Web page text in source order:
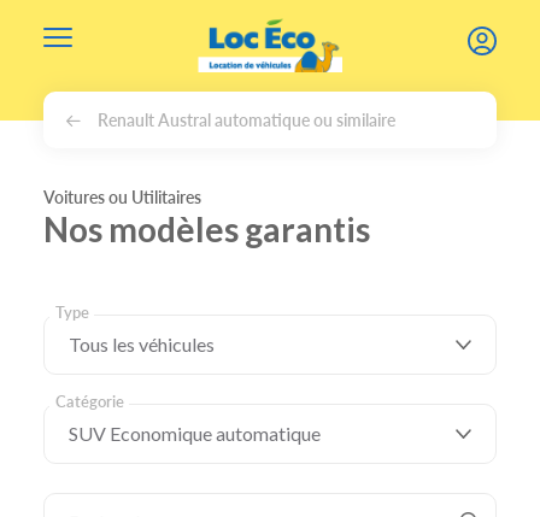
Renault Austral automatique ou similaire
Voitures ou Utilitaires
Nos modèles garantis
Type
Catégorie